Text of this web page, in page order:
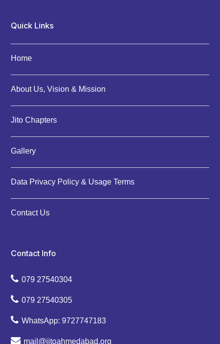
Quick Links
Home
About Us, Vision & Mission
Jito Chapters
Gallery
Data Privacy Policy & Usage Terms
Contact Us
Contact Info
079 27540304
079 27540305
WhatsApp: 9727747183
mail@jitoahmedabad.org